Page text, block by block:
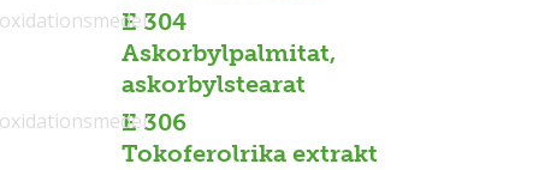
E 304
Askorbylpalmitat,
askorbylstearat
E 306
Tokoferolrika extrakt